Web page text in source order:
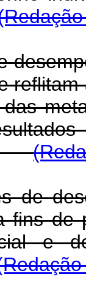
de
fins de
e